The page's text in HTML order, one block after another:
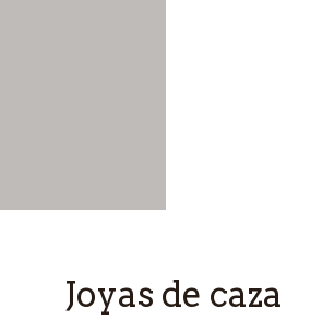
Joyas de caza